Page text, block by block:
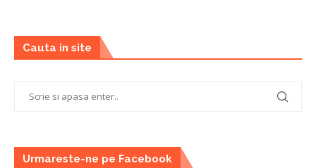
Cauta in site
Urmareste-ne pe Facebook